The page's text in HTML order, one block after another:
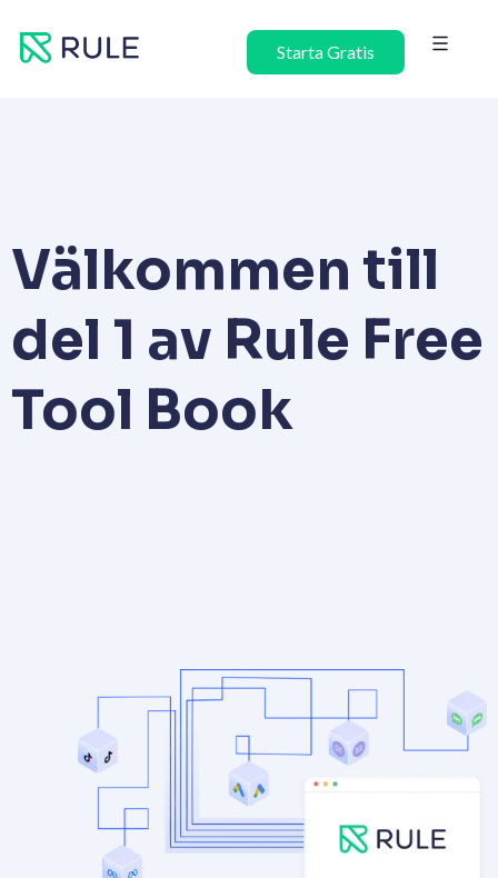
Starta Gratis
Välkommen till
del 1 av Rule Free
Tool Book